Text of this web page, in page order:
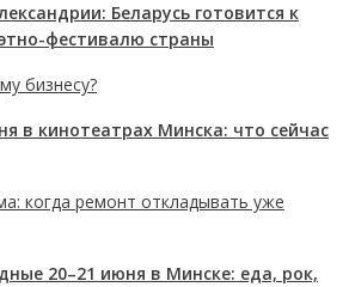
Беларусь готовится к
фестивалю страны
бизнесу?
в кинотеатрах Минска: что сейчас
когда ремонт откладывать уже
20–21 июня в Минске: еда, рок,